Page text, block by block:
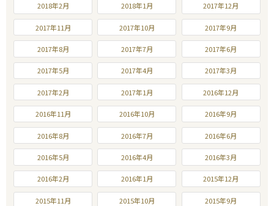
2018年2月 2018年1月 2017年12月
2017年11月 2017年10月 2017年9月
2017年8月 2017年7月 2017年6月
2017年5月 2017年4月 2017年3月
2017年2月 2017年1月 2016年12月
2016年11月 2016年10月 2016年9月
2016年8月 2016年7月 2016年6月
2016年5月 2016年4月 2016年3月
2016年2月 2016年1月 2015年12月
2015年11月 2015年10月 2015年9月